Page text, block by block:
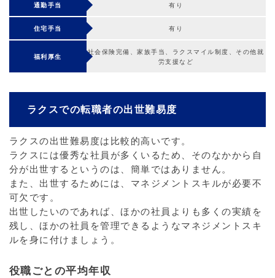
通勤手当 有り
住宅手当 有り
福利厚生
社会保険完備、家族手当、ラクスマイル制度、その他就
労支援など
ラクスでの転職者の出世難易度
ラクスの出世難易度は比較的高いです。
ラクスには優秀な社員が多くいるため、そのなかから自
分が出世するというのは、簡単ではありません。
また、出世するためには、マネジメントスキルが必要不
可欠です。
出世したいのであれば、ほかの社員よりも多くの実績を
残し、ほかの社員を管理できるようなマネジメントスキ
ルを身に付けましょう。
役職ごとの平均年収